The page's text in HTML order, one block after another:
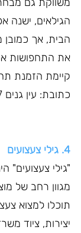
הגילאים, ישנה
הבית, אך כמובן
את התחפושות
קיימת הזמנת
כתובת: עין גנים 7, גני תקווה
4. גילי צעצועים
"גילי צעצועים"
מגוון רחב של
תוכלו למצוא
יצירות, ציוד